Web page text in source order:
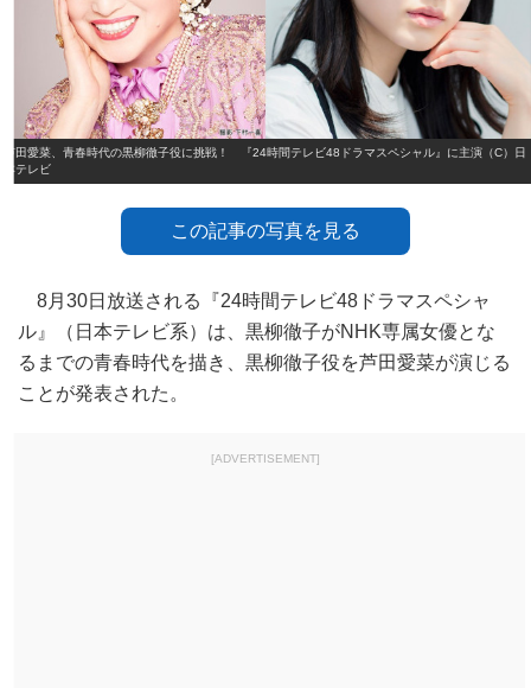
芦田愛菜、青春時代の黒柳徹子役に挑戦！ 『24時間テレビ48ドラマスペシャル』に主演（C）日
本テレビ
この記事の写真を見る
8月30日放送される『24時間テレビ48ドラマスペシャ
ル』（日本テレビ系）は、黒柳徹子がNHK専属女優とな
るまでの青春時代を描き、黒柳徹子役を芦田愛菜が演じる
ことが発表された。
[ADVERTISEMENT]